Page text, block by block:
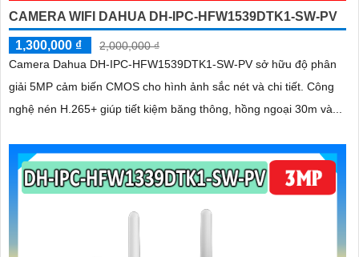
CAMERA WIFI DAHUA DH-IPC-HFW1539DTK1-SW-PV
1,300,000 ₫
2,000,000 ₫
Camera Dahua DH-IPC-HFW1539DTK1-SW-PV sở hữu độ phân
giải 5MP cảm biến CMOS cho hình ảnh sắc nét và chi tiết. Công
nghệ nén H.265+ giúp tiết kiệm băng thông, hồng ngoại 30m và...